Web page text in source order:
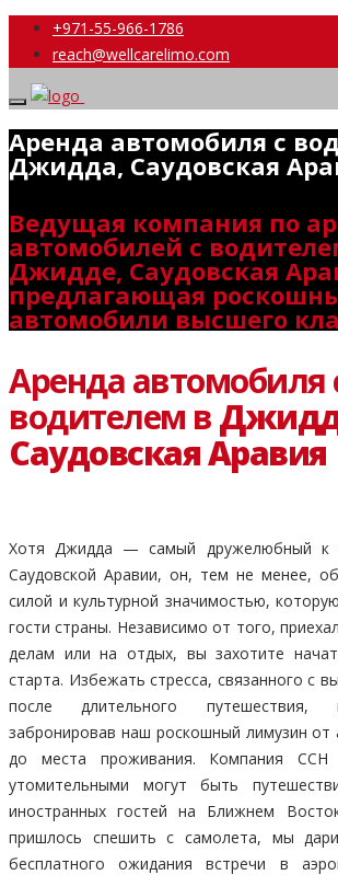
+971-55-966-1786
reach@wellcarelimo.com
Аренда автомобиля с
Джидда, Саудовская
Ведущая компания по
автомобилей с
Джидде, Саудовская
предлагающая
автомобили высшего
Аренда автомобиля
водителем в
Саудовская Аравия
Хотя Джидда — самый дружелюбный к
Саудовской Аравии, он, тем не менее,
силой и культурной значимостью,
гости страны. Независимо от того,
делам или на отдых, вы захотите
старта. Избежать стресса, связанного с
после длительного путешествия,
забронировав наш роскошный лимузин
до места проживания. Компания CCH
утомительными могут быть
иностранных гостей на Ближнем
пришлось спешить с самолета, мы
бесплатного ожидания встречи в